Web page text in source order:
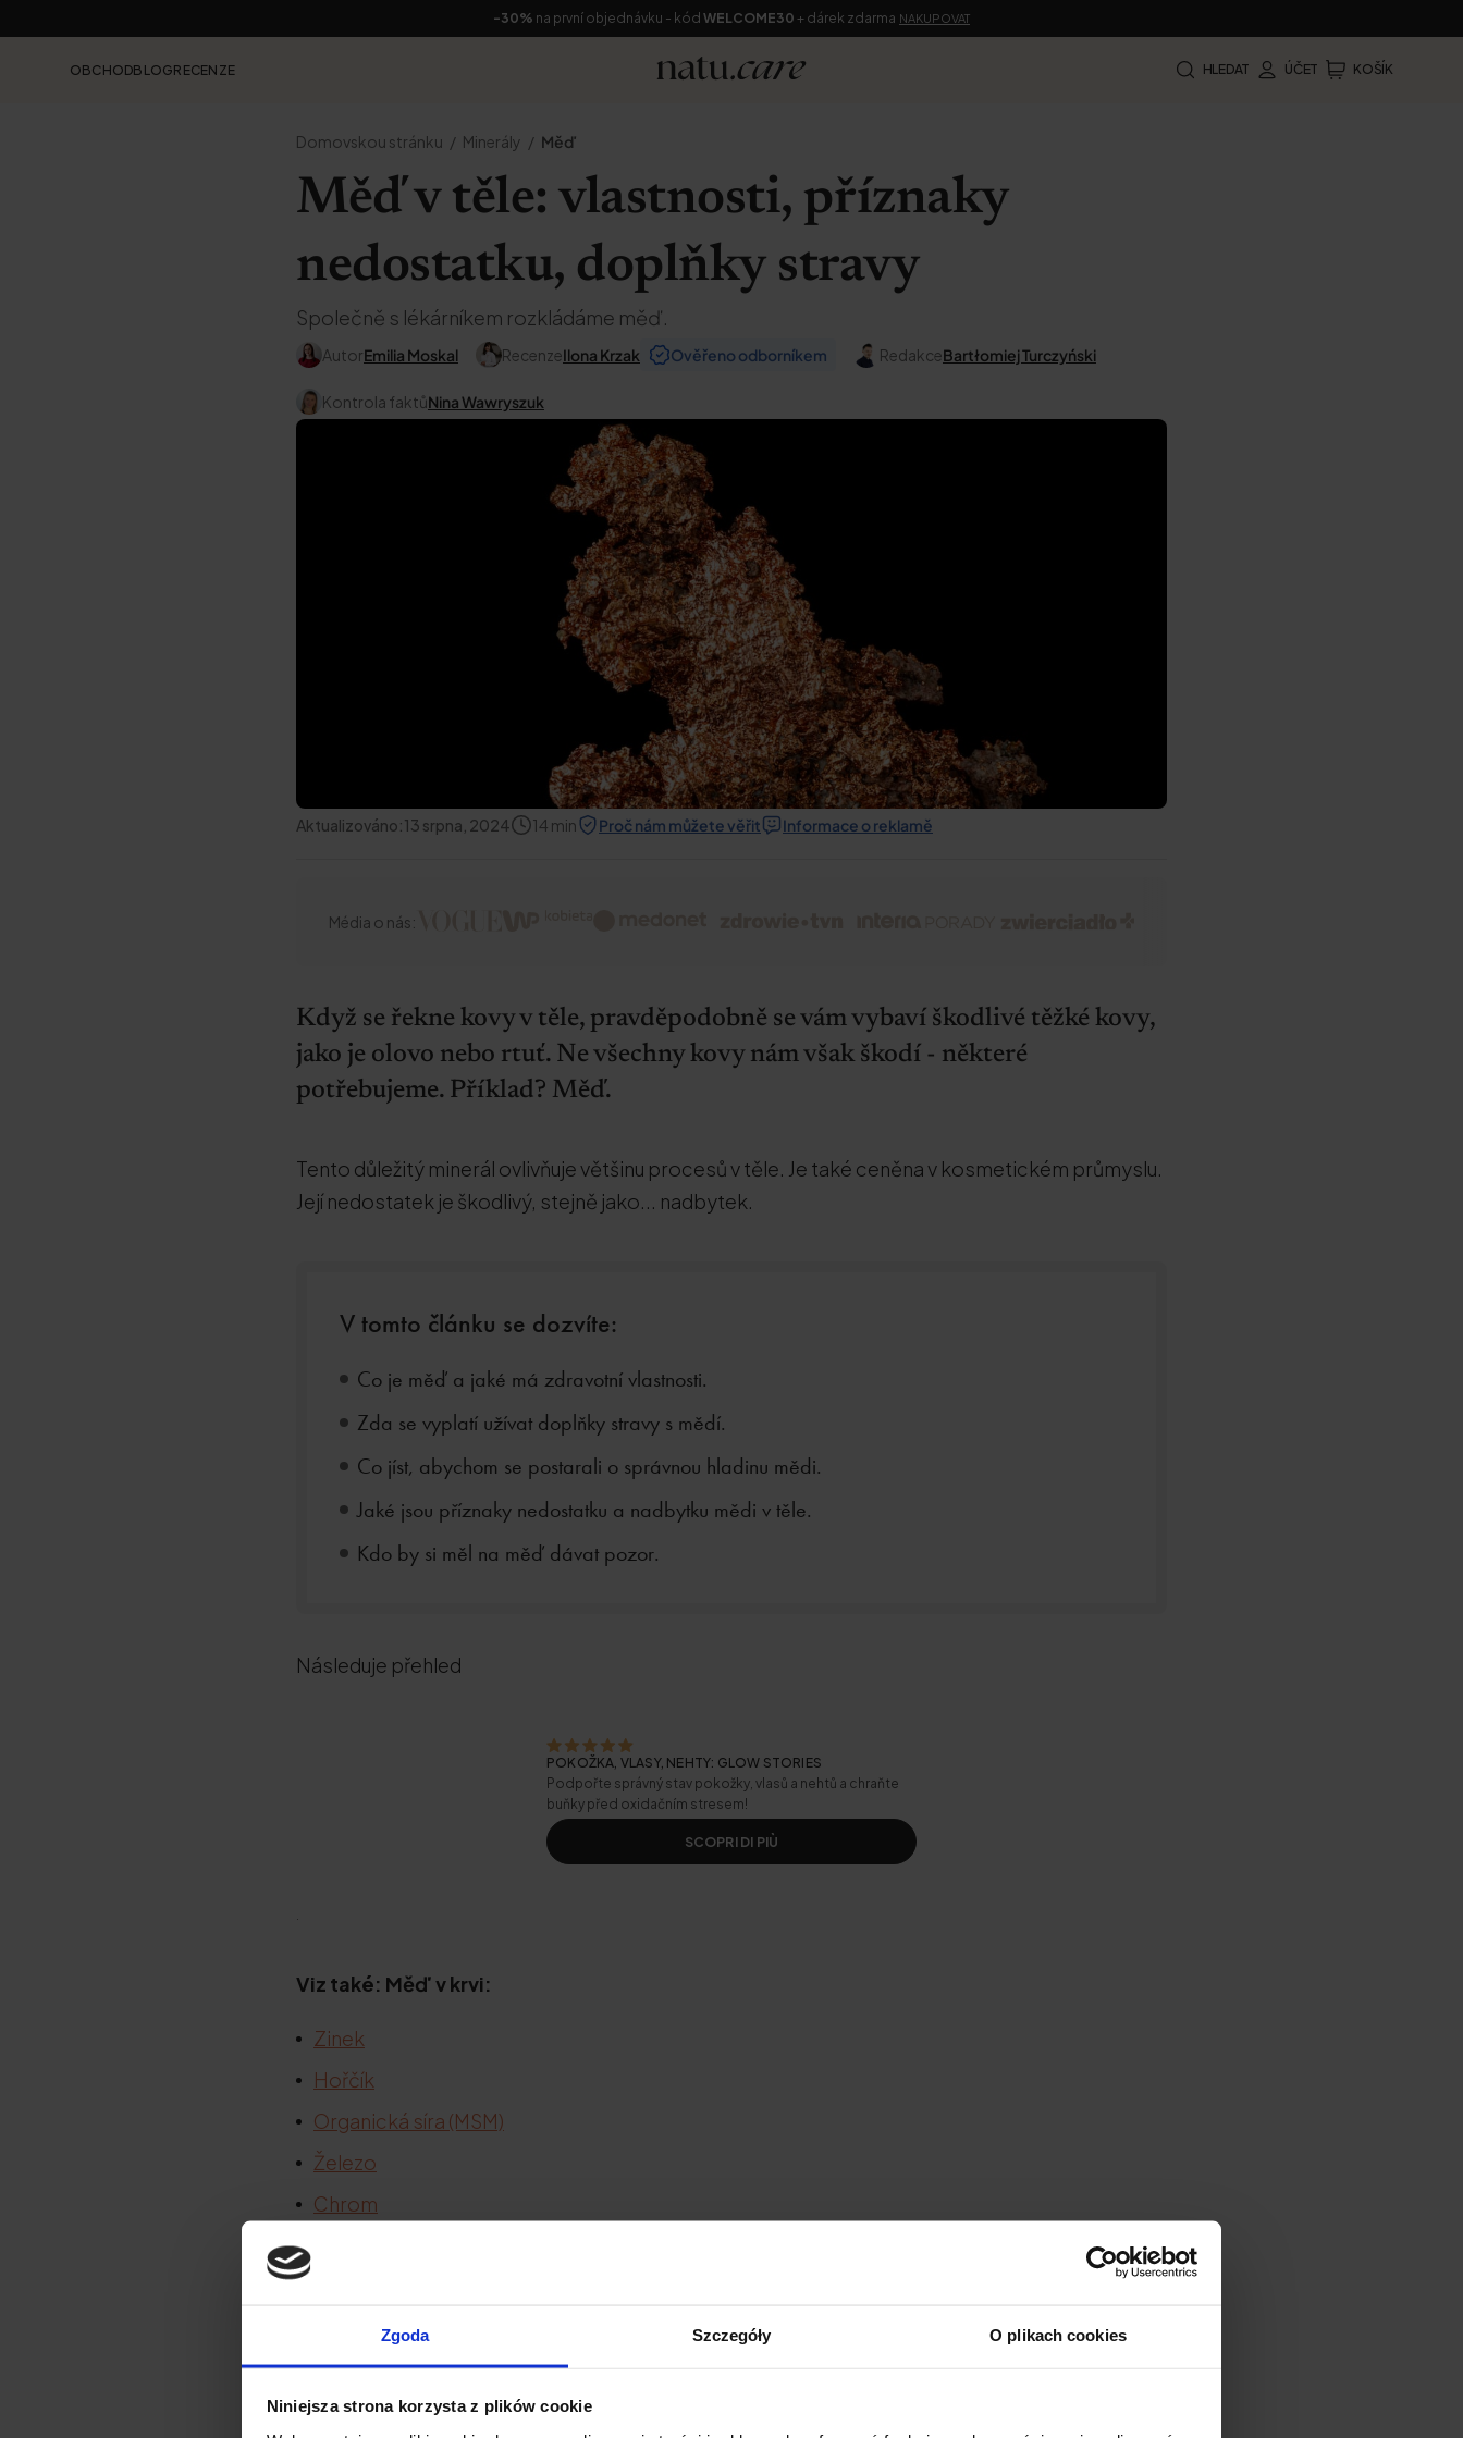
Zgoda Szczegóły O plikach cookies
Niniejsza strona korzysta z plików cookie
-30% na první objednávku - kód WELCOME30 + dárek zdarma NAKUPOVAT
OBCHODBLOGRECENZE HLEDAT ÚČET KOŠÍK
Domovskou stránku Minerály Měď
Měď v těle: vlastnosti, příznaky
nedostatku, doplňky stravy
Společně s lékárníkem rozkládáme měď.
AutorEmilia Moskal RecenzeIlona Krzak Ověřeno odborníkem RedakceBartłomiej Turczyński
Kontrola faktůNina Wawryszuk
Aktualizováno:13 srpna, 2024 14 min Proč nám můžete věřit Informace o reklamě
Média o nás:
Když se řekne kovy v těle, pravděpodobně se vám vybaví škodlivé těžké kovy,
jako je olovo nebo rtuť. Ne všechny kovy nám však škodí - některé
potřebujeme. Příklad? Měď.
Tento důležitý minerál ovlivňuje většinu procesů v těle. Je také ceněna v kosmetickém průmyslu.
Její nedostatek je škodlivý, stejně jako... nadbytek.
V tomto článku se dozvíte:
Co je měď a jaké má zdravotní vlastnosti.
Zda se vyplatí užívat doplňky stravy s mědí.
Co jíst, abychom se postarali o správnou hladinu mědi.
Jaké jsou příznaky nedostatku a nadbytku mědi v těle.
Kdo by si měl na měď dávat pozor.
Následuje přehled
POKOŽKA, VLASY, NEHTY: GLOW STORIES
Podpořte správný stav pokožky, vlasů a nehtů a chraňte
buňky před oxidačním stresem!
SCOPRI DI PIÙ
Viz také: Měď v krvi:
Zinek
Hořčík
Organická síra (MSM)
Železo
Chrom